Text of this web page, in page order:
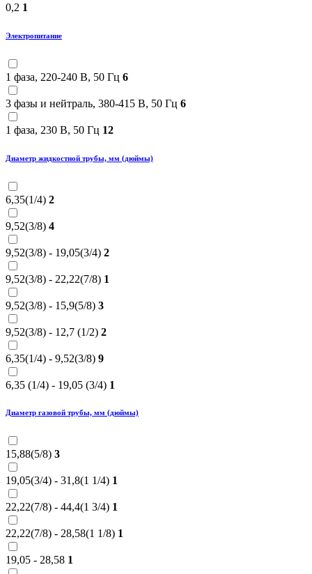
0,2 1
Электропитание
1 фаза, 220-240 В, 50 Гц 6
3 фазы и нейтраль, 380-415 В, 50 Гц 6
1 фаза, 230 В, 50 Гц 12
Диаметр жидкостной трубы, мм (дюймы)
6,35(1/4) 2
9,52(3/8) 4
9,52(3/8) - 19,05(3/4) 2
9,52(3/8) - 22,22(7/8) 1
9,52(3/8) - 15,9(5/8) 3
9,52(3/8) - 12,7 (1/2) 2
6,35(1/4) - 9,52(3/8) 9
6,35 (1/4) - 19,05 (3/4) 1
Диаметр газовой трубы, мм (дюймы)
15,88(5/8) 3
19,05(3/4) - 31,8(1 1/4) 1
22,22(7/8) - 44,4(1 3/4) 1
22,22(7/8) - 28,58(1 1/8) 1
19,05 - 28,58 1